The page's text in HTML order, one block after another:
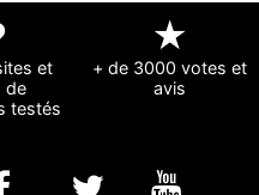
et
de
testés
★
+ de 3000 votes et
avis